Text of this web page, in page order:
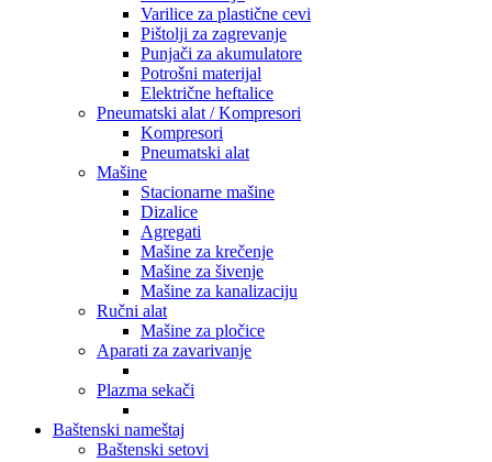
Varilice za plastične cevi
Pištolji za zagrevanje
Punjači za akumulatore
Potrošni materijal
Električne heftalice
Pneumatski alat / Kompresori
Kompresori
Pneumatski alat
Mašine
Stacionarne mašine
Dizalice
Agregati
Mašine za krečenje
Mašine za šivenje
Mašine za kanalizaciju
Ručni alat
Mašine za pločice
Aparati za zavarivanje
Plazma sekači
Baštenski nameštaj
Baštenski setovi